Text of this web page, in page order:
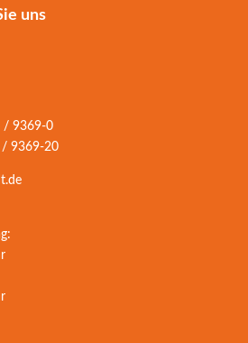
uns
/ 9369-0
/ 9369-20